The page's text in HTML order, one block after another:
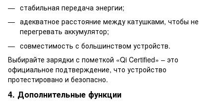
стабильная передача энергии;
адекватное расстояние между катушками, чтобы не
перегревать аккумулятор;
совместимость с большинством устройств.
Выбирайте зарядки с пометкой «Qi Certified» – это
официальное подтверждение, что устройство
протестировано и безопасно.
4. Дополнительные функции